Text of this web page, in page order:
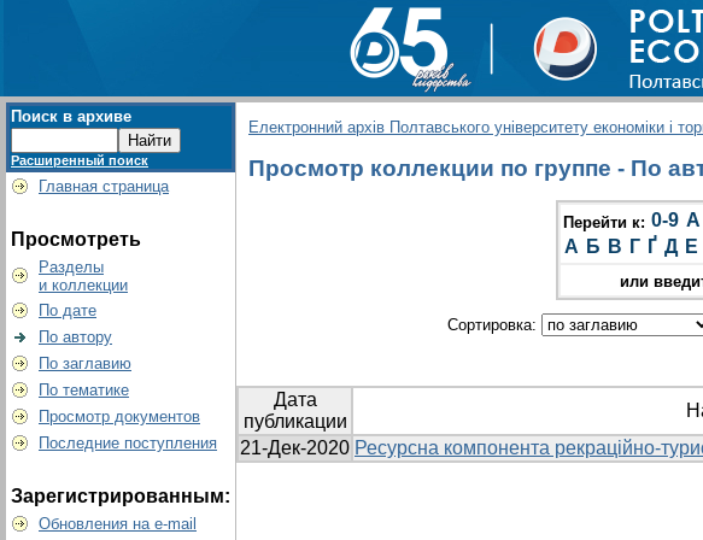
Поиск в архиве
Расширенный поиск
Главная страница
Просмотреть
Разделы
и коллекции
По дате
По автору
По заглавию
По тематике
Просмотр документов
Последние поступления
Зарегистрированным:
Обновления на e-mail
Електронний архів Полтавського університету економіки і
Просмотр коллекции по группе - По
Перейти к: 0-9 A
А Б В Г Ґ Д Е
или
Сортировка:
Дата
публикации
21-Дек-2020 Ресурсна компонента рекраційно-